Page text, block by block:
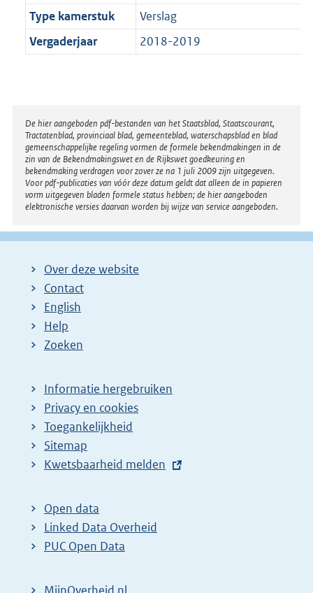
Type kamerstuk
Verslag
Vergaderjaar
2018-2019
Disclaimer
De hier aangeboden pdf-bestanden van het Staatsblad, Staatscourant,
Tractatenblad, provinciaal blad, gemeenteblad, waterschapsblad en blad
gemeenschappelijke regeling vormen de formele bekendmakingen in de
zin van de Bekendmakingswet en de Rijkswet goedkeuring en
bekendmaking verdragen voor zover ze na 1 juli 2009 zijn uitgegeven.
Voor pdf-publicaties van vóór deze datum geldt dat alleen de in papieren
vorm uitgegeven bladen formele status hebben; de hier aangeboden
elektronische versies daarvan worden bij wijze van service aangeboden.
Over deze website
Contact
English
Help
Zoeken
Informatie hergebruiken
Privacy en cookies
Toegankelijkheid
Sitemap
E
t
e
r
Kwetsbaarheid melden
Open data
Linked Data Overheid
PUC Open Data
MijnOverheid.nl